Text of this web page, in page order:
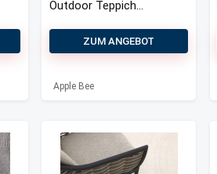
Outdoor Teppich
ZUM ANGEBOT
Apple Bee